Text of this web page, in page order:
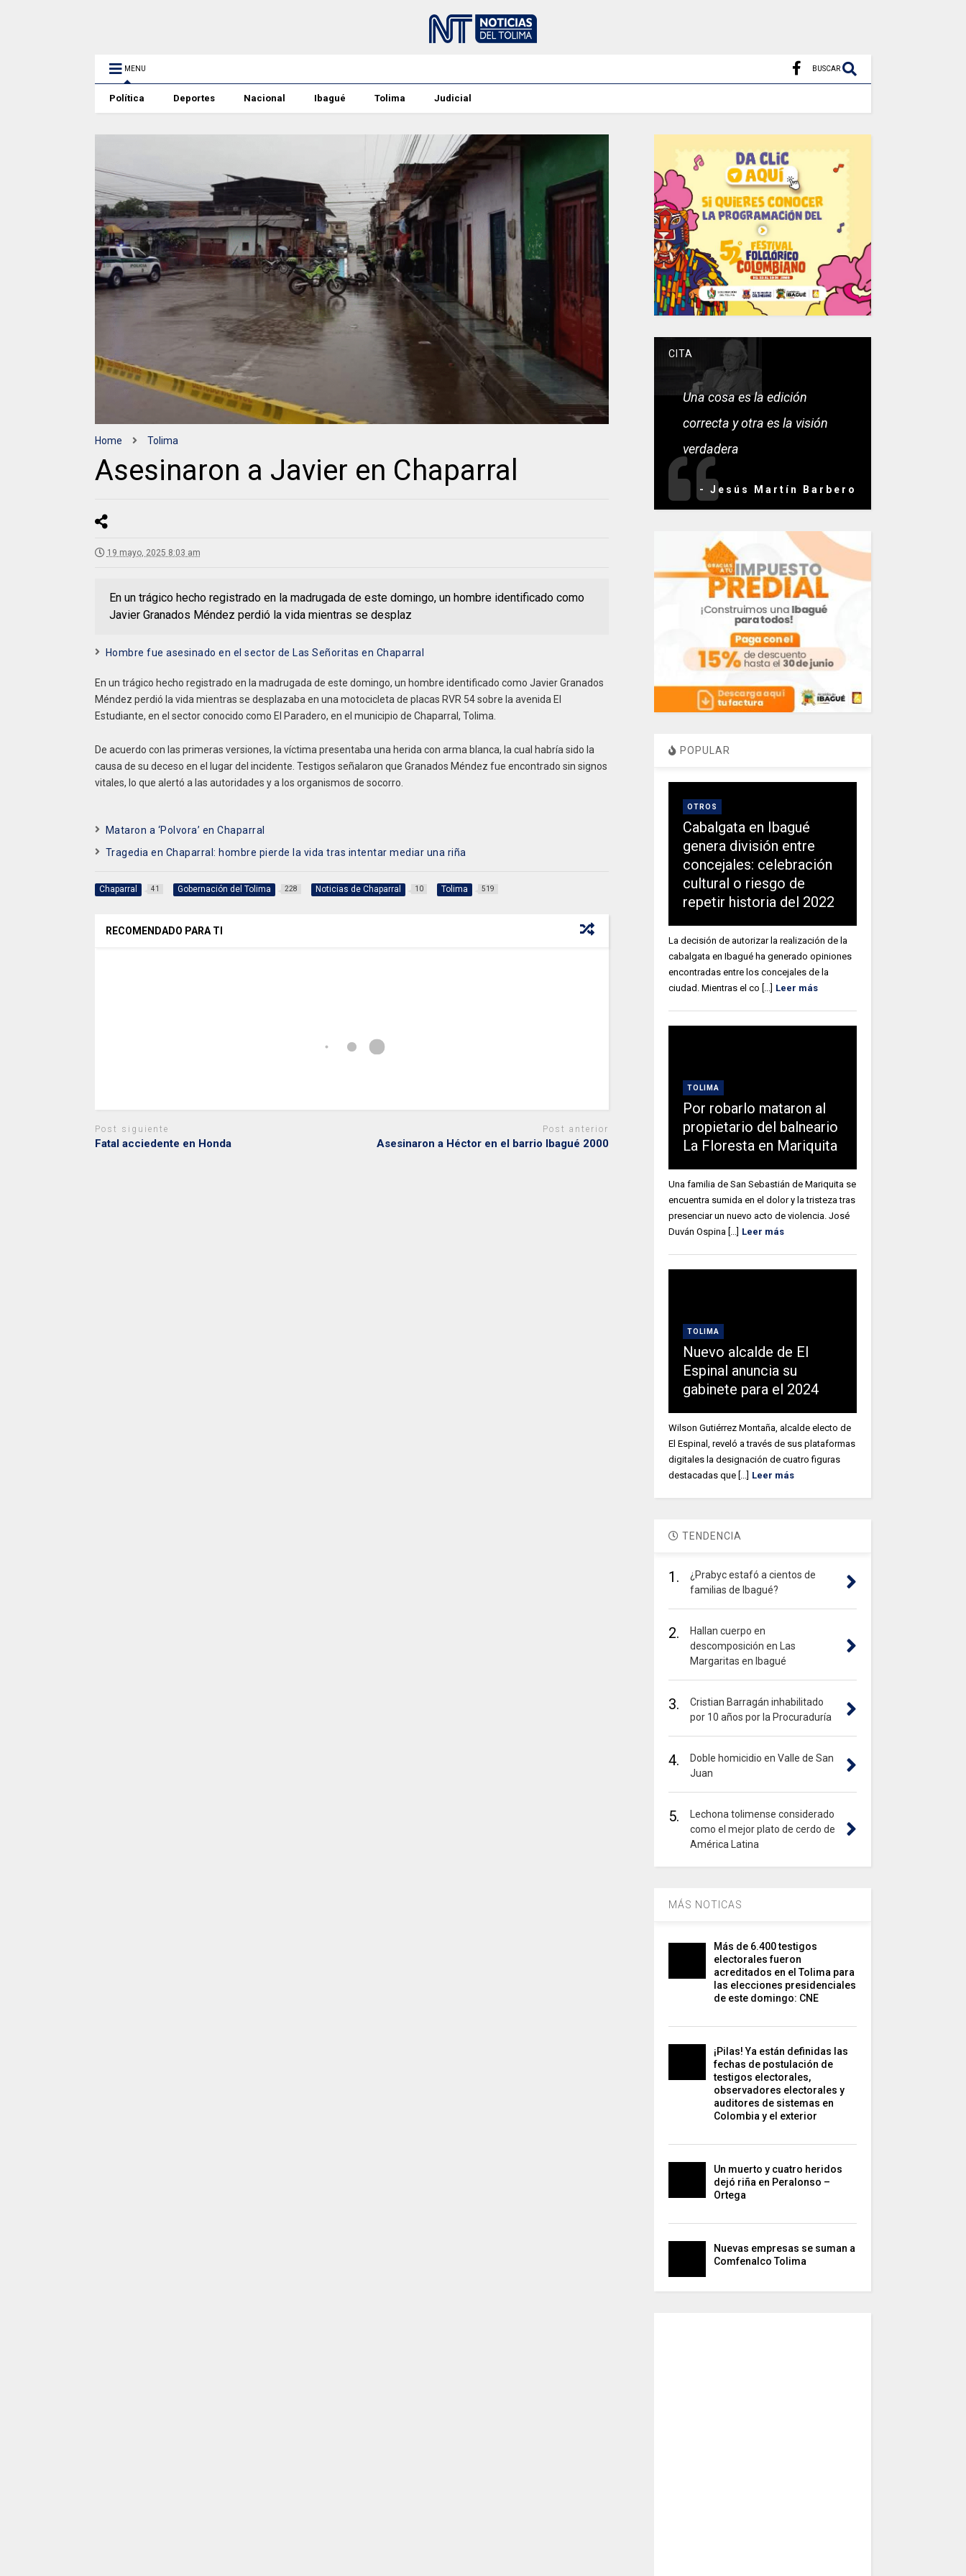
MENU BUSCAR
Política Deportes Nacional Ibagué Tolima Judicial
Home Tolima
Asesinaron a Javier en Chaparral
19 mayo, 2025 8:03 am
En un trágico hecho registrado en la madrugada de este domingo, un hombre identificado como
Javier Granados Méndez perdió la vida mientras se desplaz
Hombre fue asesinado en el sector de Las Señoritas en Chaparral
En un trágico hecho registrado en la madrugada de este domingo, un hombre identificado como Javier Granados
Méndez perdió la vida mientras se desplazaba en una motocicleta de placas RVR 54 sobre la avenida El
Estudiante, en el sector conocido como El Paradero, en el municipio de Chaparral, Tolima.
De acuerdo con las primeras versiones, la víctima presentaba una herida con arma blanca, la cual habría sido la
causa de su deceso en el lugar del incidente. Testigos señalaron que Granados Méndez fue encontrado sin signos
vitales, lo que alertó a las autoridades y a los organismos de socorro.
Mataron a ‘Polvora’ en Chaparral
Tragedia en Chaparral: hombre pierde la vida tras intentar mediar una riña
Chaparral 41 Gobernación del Tolima 228 Noticias de Chaparral 10 Tolima 519
RECOMENDADO PARA TI
Post siguiente
Fatal acciedente en Honda
Post anterior
Asesinaron a Héctor en el barrio Ibagué 2000
CITA
Una cosa es la edición
correcta y otra es la visión
verdadera
- Jesús Martín Barbero
POPULAR
OTROS
Cabalgata en Ibagué
genera división entre
concejales: celebración
cultural o riesgo de
repetir historia del 2022
La decisión de autorizar la realización de la
cabalgata en Ibagué ha generado opiniones
encontradas entre los concejales de la
ciudad. Mientras el co [...] Leer más
TOLIMA
Por robarlo mataron al
propietario del balneario
La Floresta en Mariquita
Una familia de San Sebastián de Mariquita se
encuentra sumida en el dolor y la tristeza tras
presenciar un nuevo acto de violencia. José
Duván Ospina [...] Leer más
TOLIMA
Nuevo alcalde de El
Espinal anuncia su
gabinete para el 2024
Wilson Gutiérrez Montaña, alcalde electo de
El Espinal, reveló a través de sus plataformas
digitales la designación de cuatro figuras
destacadas que [...] Leer más
TENDENCIA
1.
¿Prabyc estafó a cientos de
familias de Ibagué?
2.
Hallan cuerpo en
descomposición en Las
Margaritas en Ibagué
3.
Cristian Barragán inhabilitado
por 10 años por la Procuraduría
4.
Doble homicidio en Valle de San
Juan
5.
Lechona tolimense considerado
como el mejor plato de cerdo de
América Latina
MÁS NOTICAS
Más de 6.400 testigos
electorales fueron
acreditados en el Tolima para
las elecciones presidenciales
de este domingo: CNE
¡Pilas! Ya están definidas las
fechas de postulación de
testigos electorales,
observadores electorales y
auditores de sistemas en
Colombia y el exterior
Un muerto y cuatro heridos
dejó riña en Peralonso –
Ortega
Nuevas empresas se suman a
Comfenalco Tolima